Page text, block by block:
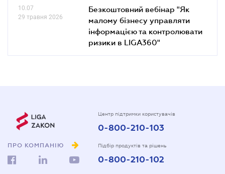
10.07
29 травня 2026
Безкоштовний вебінар "Як
малому бізнесу управляти
інформацією та контролювати
ризики в LIGA360"
ПРО КОМПАНІЮ
Центр підтримки користувачів
0-800-210-103
Підбір продуктів та рішень
0-800-210-102